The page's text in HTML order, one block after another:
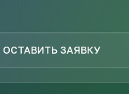
ОСТАВИТЬ ЗАЯВКУ